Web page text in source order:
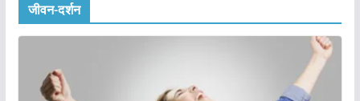
जीवन-दर्शन